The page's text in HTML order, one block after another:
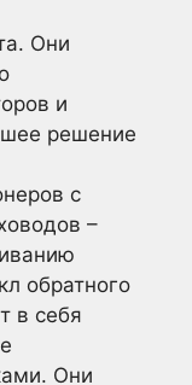
Они
и
решение
с
–
обратного
в себя
Они